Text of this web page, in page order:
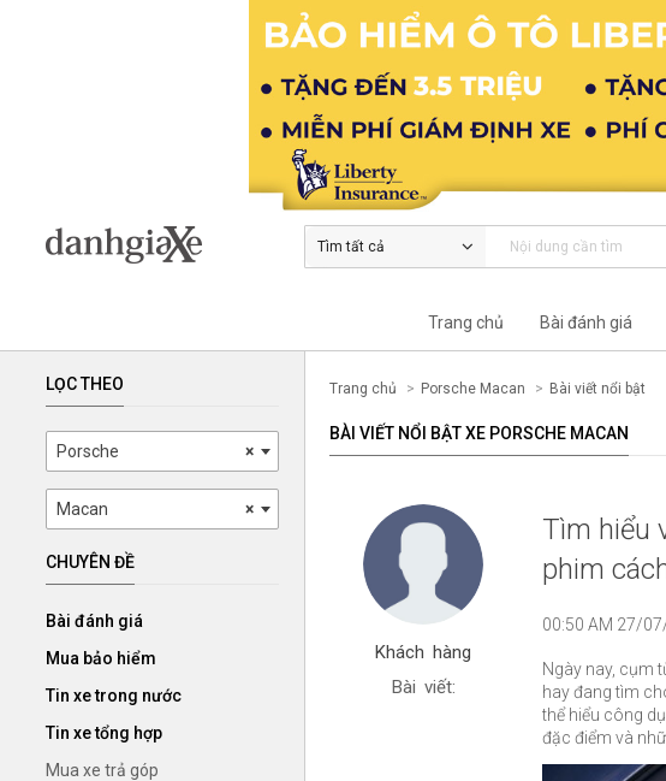
Tìm tất cả
Trang chủ Bài đánh giá
LỌC THEO
×
Porsche
×
Macan
CHUYÊN ĐỀ
Bài đánh giá
Mua bảo hiểm
Tin xe trong nước
Tin xe tổng hợp
Mua xe trả góp
Trang chủ Porsche Macan Bài viết nổi bật
BÀI VIẾT NỔI BẬT XE PORSCHE MACAN
Khách hàng
Bài viết:
Tìm hiểu
phim
00:50 AM 27/
Ngày nay, cụm
hay đang tìm
thể hiểu công
đặc điểm và